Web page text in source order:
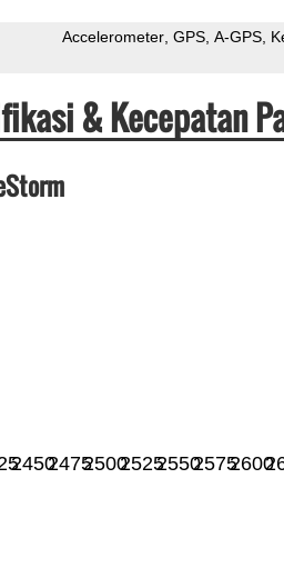
Accelerometer GPS A-GPS
& Kecepatan
2450247525002525255025752600